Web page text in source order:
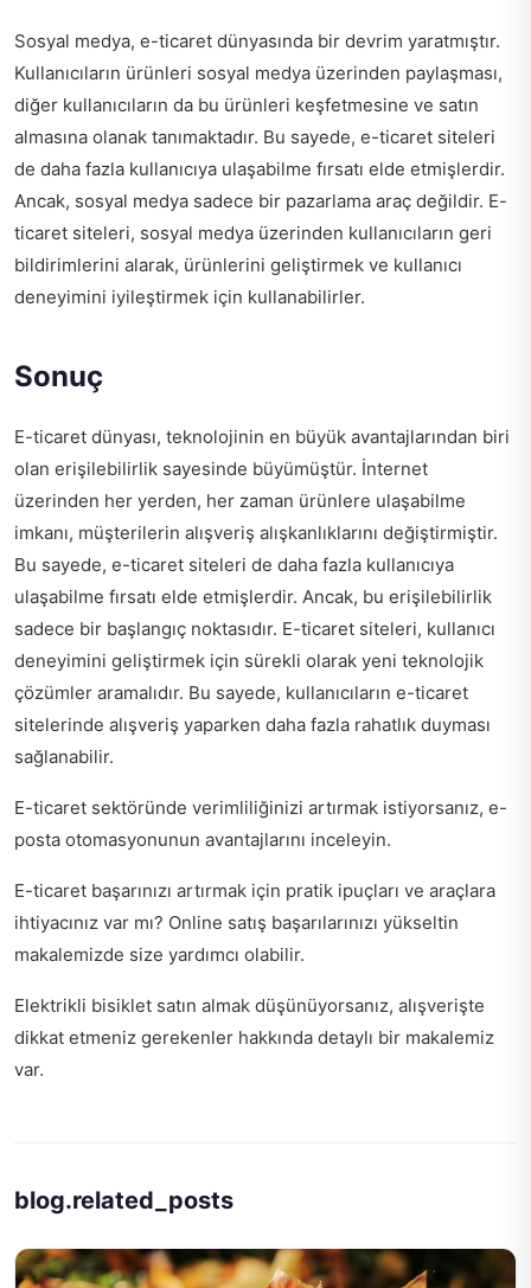
Sosyal medya, e-ticaret dünyasında bir devrim yaratmıştır.
Kullanıcıların ürünleri sosyal medya üzerinden paylaşması,
diğer kullanıcıların da bu ürünleri keşfetmesine ve satın
almasına olanak tanımaktadır. Bu sayede, e-ticaret siteleri
de daha fazla kullanıcıya ulaşabilme fırsatı elde etmişlerdir.
Ancak, sosyal medya sadece bir pazarlama araç değildir. E-
ticaret siteleri, sosyal medya üzerinden kullanıcıların geri
bildirimlerini alarak, ürünlerini geliştirmek ve kullanıcı
deneyimini iyileştirmek için kullanabilirler.
Sonuç
E-ticaret dünyası, teknolojinin en büyük avantajlarından biri
olan erişilebilirlik sayesinde büyümüştür. İnternet
üzerinden her yerden, her zaman ürünlere ulaşabilme
imkanı, müşterilerin alışveriş alışkanlıklarını değiştirmiştir.
Bu sayede, e-ticaret siteleri de daha fazla kullanıcıya
ulaşabilme fırsatı elde etmişlerdir. Ancak, bu erişilebilirlik
sadece bir başlangıç noktasıdır. E-ticaret siteleri, kullanıcı
deneyimini geliştirmek için sürekli olarak yeni teknolojik
çözümler aramalıdır. Bu sayede, kullanıcıların e-ticaret
sitelerinde alışveriş yaparken daha fazla rahatlık duyması
sağlanabilir.
E-ticaret sektöründe verimliliğinizi artırmak istiyorsanız, e-
posta otomasyonunun avantajlarını inceleyin.
E-ticaret başarınızı artırmak için pratik ipuçları ve araçlara
ihtiyacınız var mı? Online satış başarılarınızı yükseltin
makalemizde size yardımcı olabilir.
Elektrikli bisiklet satın almak düşünüyorsanız, alışverişte
dikkat etmeniz gerekenler hakkında detaylı bir makalemiz
var.
blog.related_posts